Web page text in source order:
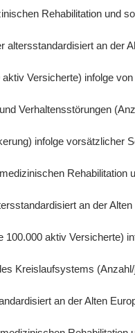
Rehabilitation und
an der
Versicherte) infolge
Verhaltensstörungen
infolge vorsätzlicher
Rehabilitation
an der
aktiv Versicherte)
Kreislaufsystems
an der Alten